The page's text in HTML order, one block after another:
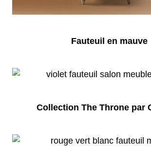
Fauteuil en mauve
Collection The Throne par